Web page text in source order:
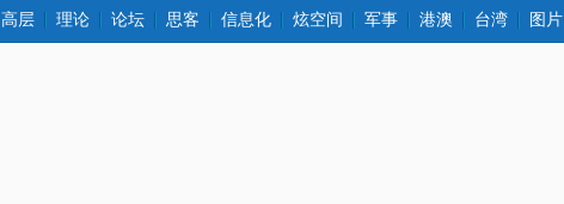
高层 理论 论坛 思客 信息化 炫空间 军事 港澳 台湾 图片